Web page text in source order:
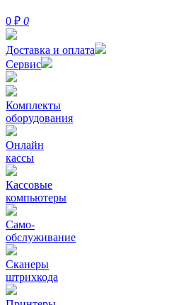
0 ₽ 0
Доставка и оплата
Сервис
Комплекты
оборудования
Онлайн
кассы
Кассовые
компьютеры
Само-
обслуживание
Сканеры
штрихкода